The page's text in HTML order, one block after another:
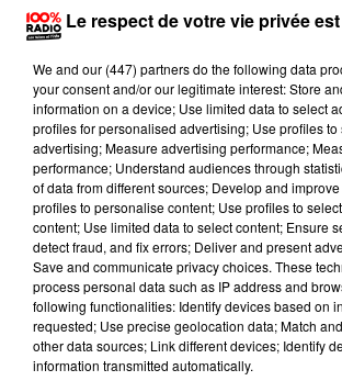
Lecture (4 min 21 sec)
100%
100% Radio les infos du Tarn et
Le respect de votre vie privée
We and our (447) partnersdo the following data
your consent and/or our legitimate interest: Store
information on a device; Use limited data to select
profiles for personalised advertising; Use profiles
advertising; Measure advertising performance;
performance; Understand audiences through
of data from different sources; Develop and
profiles to personalise content; Use profiles to
content; Use limited data to select content; Ensure
detect fraud, and fix errors; Deliver and present
Save and communicate privacy choices. These
process personal data such as IP address and
following functionalities: Identify devices based on
requested; Use precise geolocation data; Match
other data sources; Link different devices; Identify
information transmitted automatically.